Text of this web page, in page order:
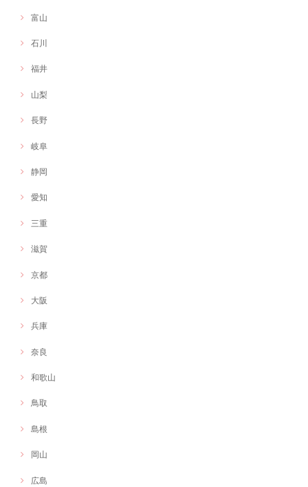
富山
石川
福井
山梨
長野
岐阜
静岡
愛知
三重
滋賀
京都
大阪
兵庫
奈良
和歌山
鳥取
島根
岡山
広島